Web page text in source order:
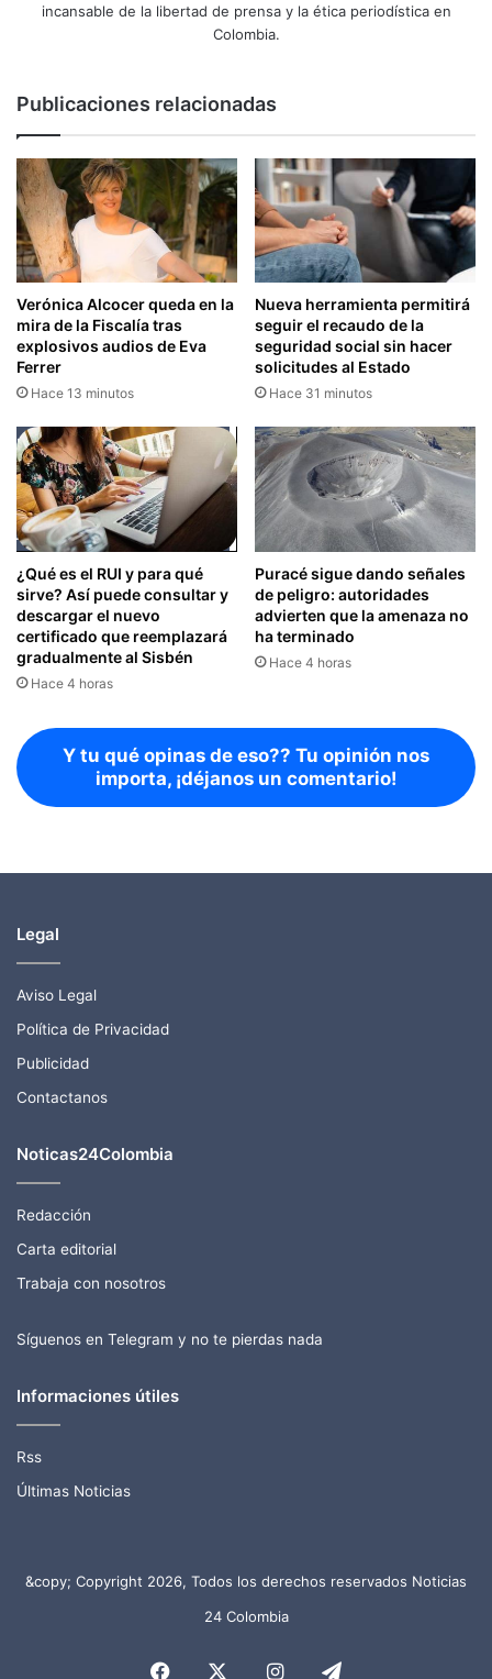
incansable de la libertad de prensa y la ética periodística en
Colombia.
Publicaciones relacionadas
Verónica Alcocer queda en la
mira de la Fiscalía tras
explosivos audios de Eva
Ferrer
Hace 13 minutos
Nueva herramienta permitirá
seguir el recaudo de la
seguridad social sin hacer
solicitudes al Estado
Hace 31 minutos
¿Qué es el RUI y para qué
sirve? Así puede consultar y
descargar el nuevo
certificado que reemplazará
gradualmente al Sisbén
Hace 4 horas
Puracé sigue dando señales
de peligro: autoridades
advierten que la amenaza no
ha terminado
Hace 4 horas
Y tu qué opinas de eso?? Tu opinión nos
importa, ¡déjanos un comentario!
Legal
Aviso Legal
Política de Privacidad
Publicidad
Contactanos
Noticas24Colombia
Redacción
Carta editorial
Trabaja con nosotros
Síguenos en Telegram y no te pierdas nada
Informaciones útiles
Rss
Últimas Noticias
&copy; Copyright 2026, Todos los derechos reservados Noticias
24 Colombia
Facebook InstagramTelegram